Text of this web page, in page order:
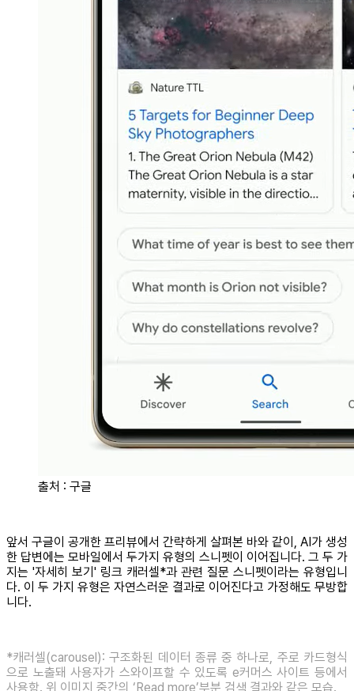
출처 : 구글
앞서 구글이 공개한 프리뷰에서 간략하게 살펴본 바와 같이, AI가 생성
한 답변에는 모바일에서 두가지 유형의 스니펫이 이어집니다. 그 두 가
지는 '자세히 보기' 링크 캐러셀*과 관련 질문 스니펫이라는 유형입니
다. 이 두 가지 유형은 자연스러운 결과로 이어진다고 가정해도 무방합
니다.
*캐러셀(carousel): 구조화된 데이터 종류 중 하나로, 주로 카드형식
으로 노출돼 사용자가 스와이프할 수 있도록 e커머스 사이트 등에서
사용함. 위 이미지 중간의 ‘Read more’부분 검색 결과와 같은 모습.